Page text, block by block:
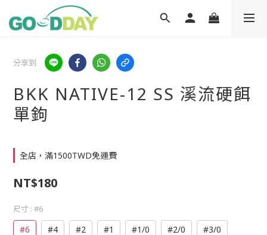
分享到
BKK NATIVE-12 SS 溪流硬餌
單鉤
全店，滿1500TWD免運費
NT$180
尺寸 : #6
#6 #4 #2 #1 #1/0 #2/0 #3/0